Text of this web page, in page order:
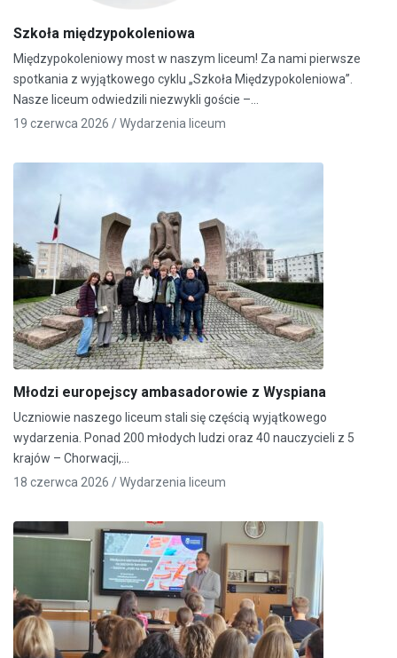
Szkoła międzypokoleniowa
Międzypokoleniowy most w naszym liceum! Za nami pierwsze
spotkania z wyjątkowego cyklu „Szkoła Międzypokoleniowa”.
Nasze liceum odwiedzili niezwykli goście –…
19 czerwca 2026 /Wydarzenia liceum
Młodzi europejscy ambasadorowie z Wyspiana
Uczniowie naszego liceum stali się częścią wyjątkowego
wydarzenia. Ponad 200 młodych ludzi oraz 40 nauczycieli z 5
krajów – Chorwacji,…
18 czerwca 2026 /Wydarzenia liceum